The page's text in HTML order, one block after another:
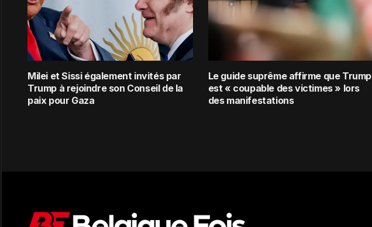
Milei et Sissi également invités par
Trump à rejoindre son Conseil de la
paix pour Gaza
Le guide suprême affirme que Trump
est « coupable des victimes » lors
des manifestations